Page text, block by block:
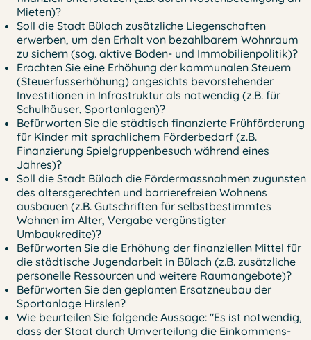
Mieten)?
Soll die Stadt Bülach zusätzliche Liegenschaften
erwerben, um den Erhalt von bezahlbarem Wohnraum
zu sichern (sog. aktive Boden- und Immobilienpolitik)?
Erachten Sie eine Erhöhung der kommunalen Steuern
(Steuerfusserhöhung) angesichts bevorstehender
Investitionen in Infrastruktur als notwendig (z.B. für
Schulhäuser, Sportanlagen)?
Befürworten Sie die städtisch finanzierte Frühförderung
für Kinder mit sprachlichem Förderbedarf (z.B.
Finanzierung Spielgruppenbesuch während eines
Jahres)?
Soll die Stadt Bülach die Fördermassnahmen zugunsten
des altersgerechten und barrierefreien Wohnens
ausbauen (z.B. Gutschriften für selbstbestimmtes
Wohnen im Alter, Vergabe vergünstigter
Umbaukredite)?
Befürworten Sie die Erhöhung der finanziellen Mittel für
die städtische Jugendarbeit in Bülach (z.B. zusätzliche
personelle Ressourcen und weitere Raumangebote)?
Befürworten Sie den geplanten Ersatzneubau der
Sportanlage Hirslen?
Wie beurteilen Sie folgende Aussage: "Es ist notwendig,
dass der Staat durch Umverteilung die Einkommens-